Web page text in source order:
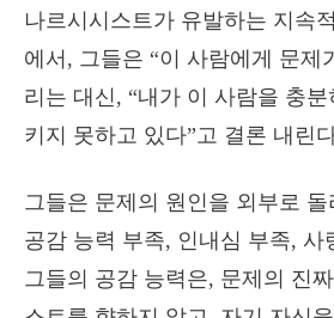
나르시시스트가 유발하는 지속
에서, 그들은 “이 사람에게 문제
리는 대신, “내가 이 사람을 충분
키지 못하고 있다”고 결론 내린
그들은 문제의 원인을 외부로 돌
공감 능력 부족, 인내심 부족, 사
그들의 공감 능력은, 문제의 진